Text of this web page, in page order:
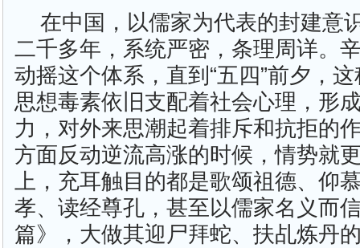
在中国，以儒家为代表的封建意
二千多年，系统严密，条理周详。
动摇这个体系，直到“五四”前夕，
思想毒素依旧支配着社会心理，形
力，对外来思潮起着排斥和抗拒的
方面反动逆流高涨的时候，情势就
上，充耳触目的都是歌颂祖德、仰
孝、读经尊孔，甚至以儒家名义而
篇》，大做其迎尸拜蛇、扶乩炼丹